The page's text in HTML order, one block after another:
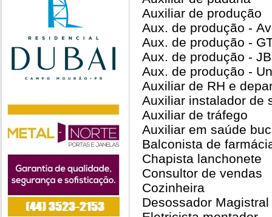
Auxiliar de produção
Aux. de produção -
Aux. de produção -
Aux. de produção -
Aux. de produção -
Auxiliar de RH e
Auxiliar instalador de
Auxiliar de tráfego
Auxiliar em saúde
Balconista de
Chapista lanchonete
Consultor de vendas
Cozinheira
Desossador Magistral